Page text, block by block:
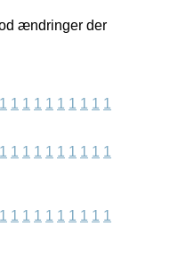
ændringer der
1 1 1 1 1 1 1 1 1 1
1 1 1 1 1 1 1 1 1 1
1 1 1 1 1 1 1 1 1 1